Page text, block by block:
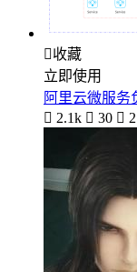
收藏
立即使用
阿里云微服务
 2.1k  30  2